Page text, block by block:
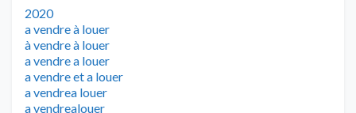
2020
a vendre à louer
à vendre à louer
a vendre a louer
a vendre et a louer
a vendrea louer
a vendrealouer